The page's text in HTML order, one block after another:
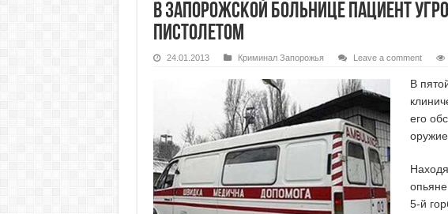
В Запорожской больнице пациент
пистолетом
24.01.2013 Криминал Запорожья Leave a comment
В
его
5-й